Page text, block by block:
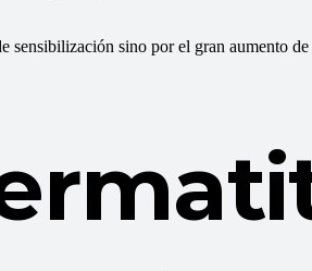
sensibilización sino por el gran aumento